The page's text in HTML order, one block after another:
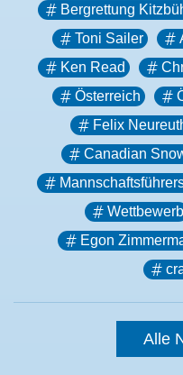
Bergrettung
Toni Sailer
Ken Read
Österreich
Felix
Canadian
Wettbewerb
Egon
Alle